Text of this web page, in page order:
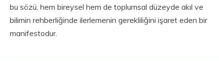
bu sözü, hem bireysel hem de toplumsal düzeyde akıl ve
bilimin rehberliğinde ilerlemenin gerekliliğini işaret eden bir
manifestodur.